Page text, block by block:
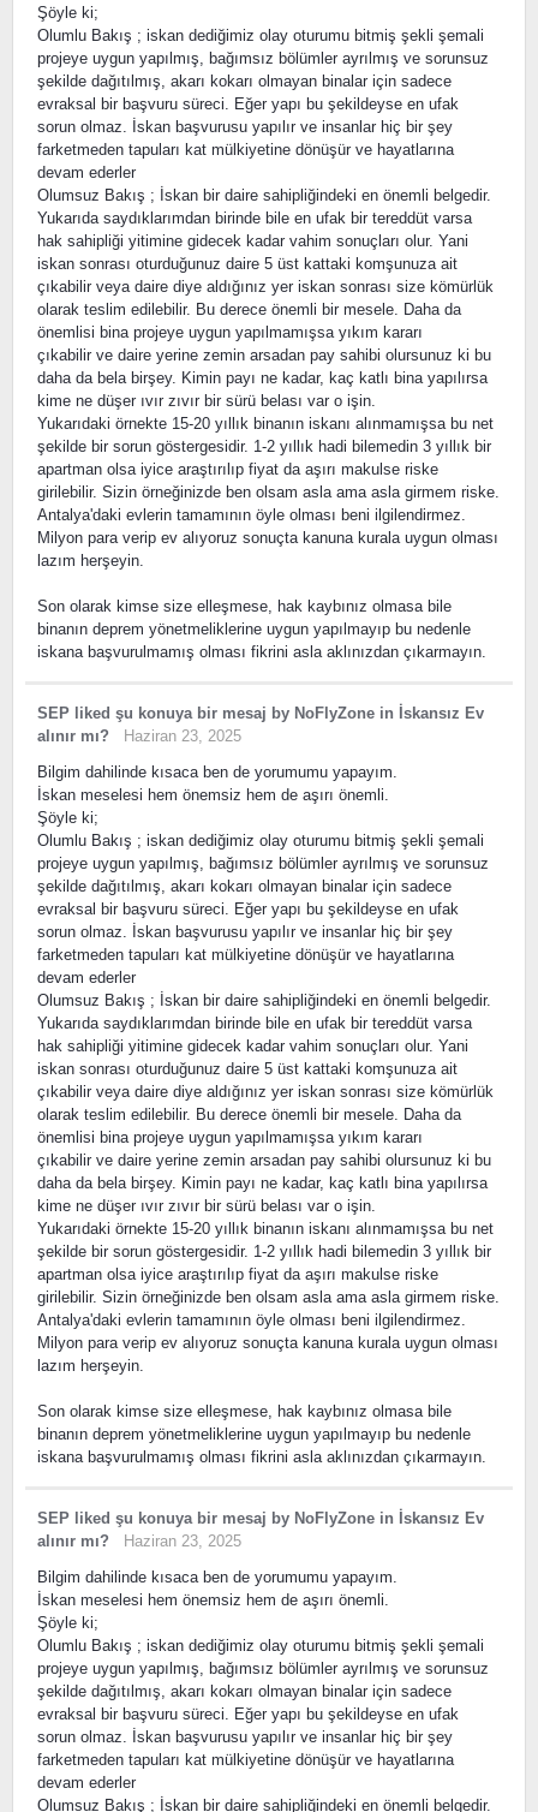
Şöyle ki;
Olumlu Bakış ; iskan dediğimiz olay oturumu bitmiş şekli şemali
projeye uygun yapılmış, bağımsız bölümler ayrılmış ve sorunsuz
şekilde dağıtılmış, akarı kokarı olmayan binalar için sadece
evraksal bir başvuru süreci. Eğer yapı bu şekildeyse en ufak
sorun olmaz. İskan başvurusu yapılır ve insanlar hiç bir şey
farketmeden tapuları kat mülkiyetine dönüşür ve hayatlarına
devam ederler
Olumsuz Bakış ; İskan bir daire sahipliğindeki en önemli belgedir.
Yukarıda saydıklarımdan birinde bile en ufak bir tereddüt varsa
hak sahipliği yitimine gidecek kadar vahim sonuçları olur. Yani
iskan sonrası oturduğunuz daire 5 üst kattaki komşunuza ait
çıkabilir veya daire diye aldığınız yer iskan sonrası size kömürlük
olarak teslim edilebilir. Bu derece önemli bir mesele. Daha da
önemlisi bina projeye uygun yapılmamışsa yıkım kararı
çıkabilir ve daire yerine zemin arsadan pay sahibi olursunuz ki bu
daha da bela birşey. Kimin payı ne kadar, kaç katlı bina yapılırsa
kime ne düşer ıvır zıvır bir sürü belası var o işin.
Yukarıdaki örnekte 15-20 yıllık binanın iskanı alınmamışsa bu net
şekilde bir sorun göstergesidir. 1-2 yıllık hadi bilemedin 3 yıllık bir
apartman olsa iyice araştırılıp fiyat da aşırı makulse riske
girilebilir. Sizin örneğinizde ben olsam asla ama asla girmem riske.
Antalya'daki evlerin tamamının öyle olması beni ilgilendirmez.
Milyon para verip ev alıyoruz sonuçta kanuna kurala uygun olması
lazım herşeyin.
Son olarak kimse size elleşmese, hak kaybınız olmasa bile
binanın deprem yönetmeliklerine uygun yapılmayıp bu nedenle
iskana başvurulmamış olması fikrini asla aklınızdan çıkarmayın.
SEP liked şu konuya bir mesaj by NoFlyZone in İskansız Ev
alınır mı?
Haziran 23, 2025
Bilgim dahilinde kısaca ben de yorumumu yapayım.
İskan meselesi hem önemsiz hem de aşırı önemli.
Şöyle ki;
Olumlu Bakış ; iskan dediğimiz olay oturumu bitmiş şekli şemali
projeye uygun yapılmış, bağımsız bölümler ayrılmış ve sorunsuz
şekilde dağıtılmış, akarı kokarı olmayan binalar için sadece
evraksal bir başvuru süreci. Eğer yapı bu şekildeyse en ufak
sorun olmaz. İskan başvurusu yapılır ve insanlar hiç bir şey
farketmeden tapuları kat mülkiyetine dönüşür ve hayatlarına
devam ederler
Olumsuz Bakış ; İskan bir daire sahipliğindeki en önemli belgedir.
Yukarıda saydıklarımdan birinde bile en ufak bir tereddüt varsa
hak sahipliği yitimine gidecek kadar vahim sonuçları olur. Yani
iskan sonrası oturduğunuz daire 5 üst kattaki komşunuza ait
çıkabilir veya daire diye aldığınız yer iskan sonrası size kömürlük
olarak teslim edilebilir. Bu derece önemli bir mesele. Daha da
önemlisi bina projeye uygun yapılmamışsa yıkım kararı
çıkabilir ve daire yerine zemin arsadan pay sahibi olursunuz ki bu
daha da bela birşey. Kimin payı ne kadar, kaç katlı bina yapılırsa
kime ne düşer ıvır zıvır bir sürü belası var o işin.
Yukarıdaki örnekte 15-20 yıllık binanın iskanı alınmamışsa bu net
şekilde bir sorun göstergesidir. 1-2 yıllık hadi bilemedin 3 yıllık bir
apartman olsa iyice araştırılıp fiyat da aşırı makulse riske
girilebilir. Sizin örneğinizde ben olsam asla ama asla girmem riske.
Antalya'daki evlerin tamamının öyle olması beni ilgilendirmez.
Milyon para verip ev alıyoruz sonuçta kanuna kurala uygun olması
lazım herşeyin.
Son olarak kimse size elleşmese, hak kaybınız olmasa bile
binanın deprem yönetmeliklerine uygun yapılmayıp bu nedenle
iskana başvurulmamış olması fikrini asla aklınızdan çıkarmayın.
SEP liked şu konuya bir mesaj by NoFlyZone in İskansız Ev
alınır mı?
Haziran 23, 2025
Bilgim dahilinde kısaca ben de yorumumu yapayım.
İskan meselesi hem önemsiz hem de aşırı önemli.
Şöyle ki;
Olumlu Bakış ; iskan dediğimiz olay oturumu bitmiş şekli şemali
projeye uygun yapılmış, bağımsız bölümler ayrılmış ve sorunsuz
şekilde dağıtılmış, akarı kokarı olmayan binalar için sadece
evraksal bir başvuru süreci. Eğer yapı bu şekildeyse en ufak
sorun olmaz. İskan başvurusu yapılır ve insanlar hiç bir şey
farketmeden tapuları kat mülkiyetine dönüşür ve hayatlarına
devam ederler
Olumsuz Bakış ; İskan bir daire sahipliğindeki en önemli belgedir.